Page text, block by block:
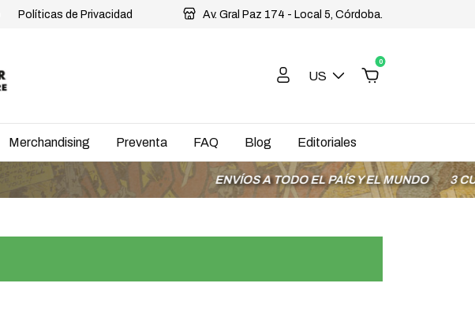
Políticas de Privacidad Av. Gral Paz 174 - Local 5, Córdoba.
US
0
Merchandising Preventa FAQ Blog Editoriales
ENVÍOS A TODO EL PAÍS Y EL MUNDO 3 CUOTAS SIN